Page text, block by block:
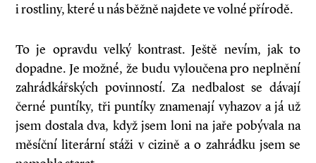
i rostliny, které u nás běžně najdete ve volné přírodě.
To je opravdu velký kontrast. Ještě nevím, jak to
dopadne. Je možné, že budu vyloučena pro neplnění
zahrádkářských povinností. Za nedbalost se dávají
černé puntíky, tři puntíky znamenají vyhazov a já už
jsem dostala dva, když jsem loni na jaře pobývala na
měsíční literární stáži v cizině a o zahrádku jsem se